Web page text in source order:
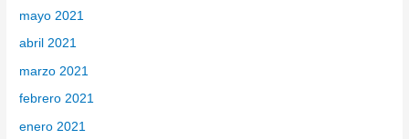
mayo 2021
abril 2021
marzo 2021
febrero 2021
enero 2021